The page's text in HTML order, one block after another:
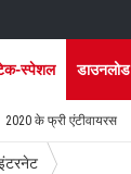
स्पेशल डाउनलोड
2020 के फ्री एंटीवायरस